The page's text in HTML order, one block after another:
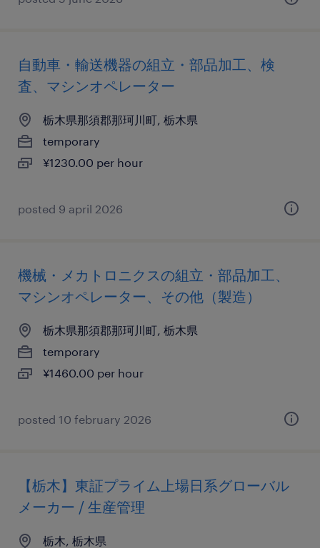
自動車・輸送機器の組立・部品加工、検
査、マシンオペレーター
栃木県那須郡那珂川町, 栃木県
temporary
¥1230.00 per hour
posted 9 april 2026
機械・メカトロニクスの組立・部品加工、
マシンオペレーター、その他（製造）
栃木県那須郡那珂川町, 栃木県
temporary
¥1460.00 per hour
posted 10 february 2026
【栃木】東証プライム上場日系グローバル
メーカー / 生産管理
栃木, 栃木県